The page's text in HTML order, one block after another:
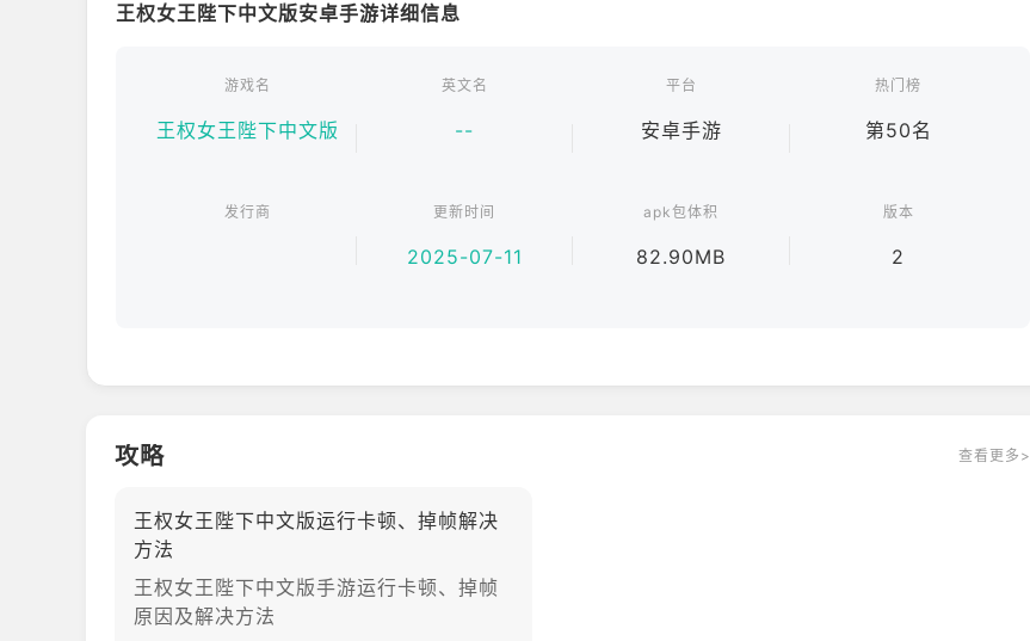
• 狼家线：在北境资源匮乏条件下抵御异鬼
• 玫瑰线：用联姻编织全大陆的关系网
• 炼金术配方系统：研制"寡妇之血"等毒药
王权女王陛下中文版安卓手游详细信息
游戏名
王权女王陛下中文版
英文名
--
平台
安卓手游
热门榜
第50名
发行商 更新时间
2025-07-11
apk包体积
82.90MB
版本
2
攻略 查看更多>
王权女王陛下中文版运行卡顿、掉帧解决
方法
王权女王陛下中文版手游运行卡顿、掉帧
原因及解决方法